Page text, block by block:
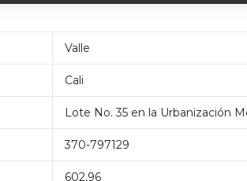
Valle
Cali
Lote No. 35 en la Urbanización
370-797129
602,96